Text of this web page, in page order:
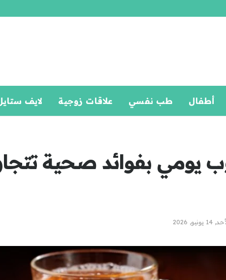
أطفال طب نفسي علاقات زوجية لايف
يومي بفوائد صحية
14 يونيو, 2026